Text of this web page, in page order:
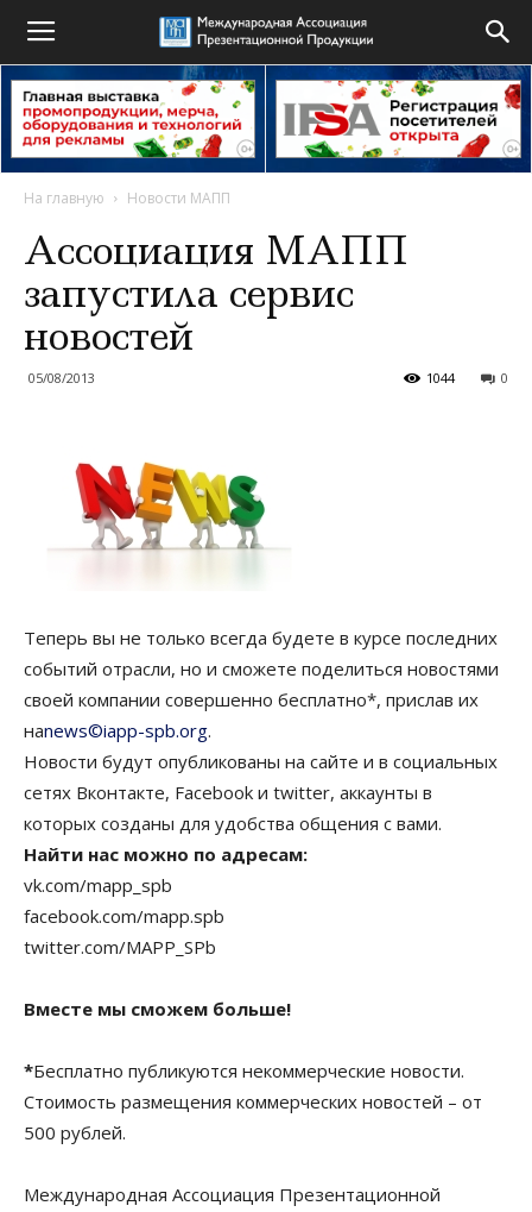
На главную Новости МАПП
Ассоциация МАПП
запустила сервис
новостей
05/08/2013 0
1044
Теперь вы не только всегда будете в курсе последних
событий отрасли, но и сможете поделиться новостями
своей компании совершенно бесплатно*, прислав их
наnews©iapp-spb.org.
Новости будут опубликованы на сайте и в социальных
сетях Вконтакте, Facebook и twitter, аккаунты в
которых созданы для удобства общения с вами.
Найти нас можно по адресам:
vk.com/mapp_spb
facebook.com/mapp.spb
twitter.com/MAPP_SPb
Вместе мы сможем больше!
*Бесплатно публикуются некоммерческие новости.
Стоимость размещения коммерческих новостей – от
500 рублей.
Международная Ассоциация Презентационной